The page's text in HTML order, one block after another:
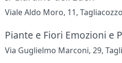
Viale Aldo Moro, 11, Tagliacozzo
Piante e Fiori Emozioni e
Via Guglielmo Marconi, 29,